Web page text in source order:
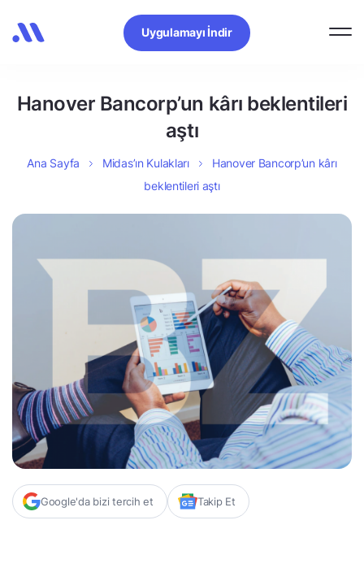
Uygulamayı İndir
Hanover Bancorp’un kârı beklentileri
aştı
Ana Sayfa Midas’ın Kulakları
Hanover Bancorp’un kârı
beklentileri aştı
Google'da bizi tercih et Takip Et